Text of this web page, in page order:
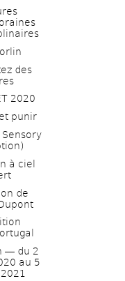
des
2020
punir
Sensory
à ciel
de
― du 2
au 5